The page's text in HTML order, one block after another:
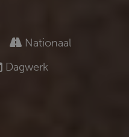
Nationaal
Dagwerk